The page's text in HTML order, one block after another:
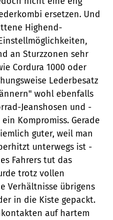
ersetzen. Und
Highend-
an Sturzzonen sehr
Cordura 1000 oder
Lederbesatz
wohl ebenfalls
Jeanshosen und -
Kompromiss. Gerade
guter, weil man
unterwegs ist -
Fahrers tut das
trotz vollen
Verhältnisse übrigens
in die Kiste gepackt.
auf hartem